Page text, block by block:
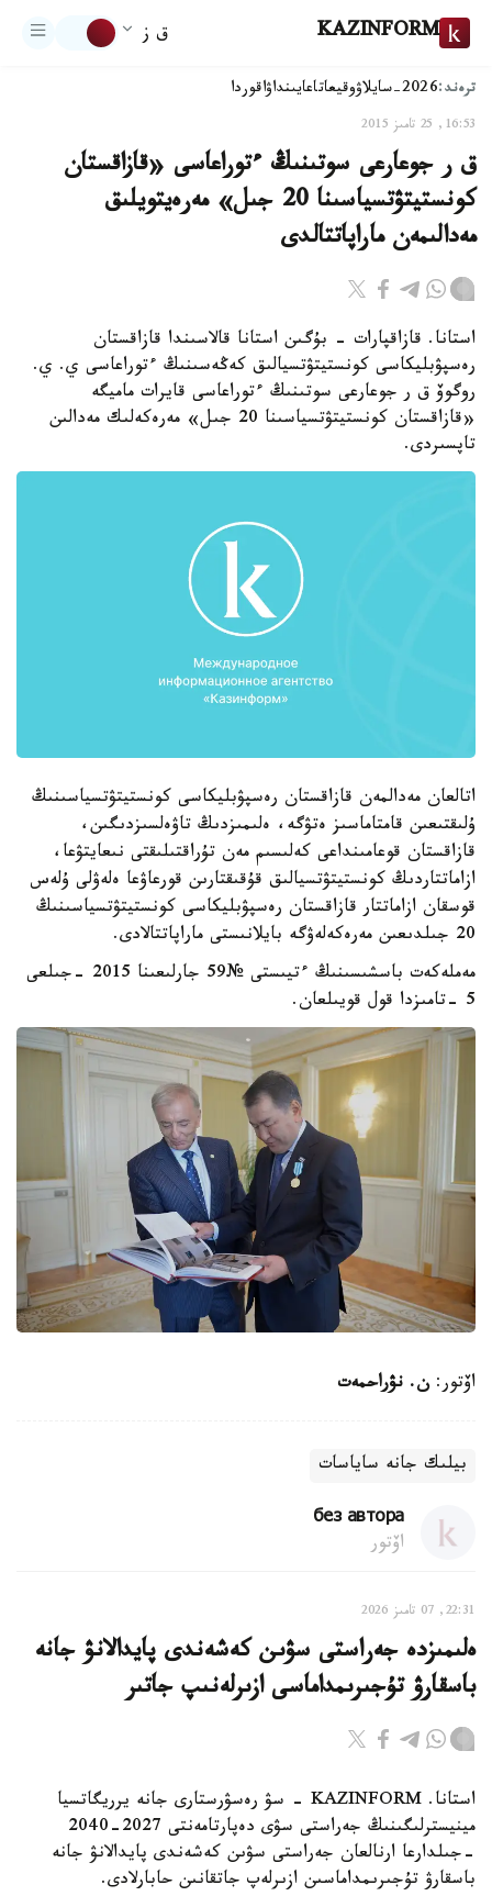
KAZINFORM ق ز
ترەند:2026-سايلاۋ وقيعاتاعايىنداۋاقوردا
16:53, 25 تامىز 2015
ق ر جوعارعى سوتىنىڭ ءتوراعاسى «قازاقستان
كونستيتۋتسياسىنا 20 جىل» مەرەيتويلىق
مەدالىمەن ماراپاتتالدى
استانا. قازاقپارات - بۇگىن استانا قالاسىندا قازاقستان
رەسپۋبليكاسى كونستيتۋتسيالىق كەڭەسىنىڭ ءتوراعاسى ي. ي.
روگوۆ ق ر جوعارعى سوتىنىڭ ءتوراعاسى قايرات ماميگە
«قازاقستان كونستيتۋتسياسىنا 20 جىل» مەرەكەلىك مەدالىن
تاپسىردى.
اتالعان مەدالمەن قازاقستان رەسپۋبليكاسى كونستيتۋتسياسىنىڭ
ۇلىقتىعىن قامتاماسىز ەتۋگە، ەلىمىزدىڭ تاۋەلسىزدىگىن،
قازاقستان قوعامىنداعى كەلىسىم مەن تۇراقتىلىقتى نىعايتۋعا،
ازاماتتاردىڭ كونستيتۋتسيالىق قۇقىقتارىن قورعاۋعا ەلەۋلى ۇلەس
قوسقان ازاماتتار قازاقستان رەسپۋبليكاسى كونستيتۋتسياسىنىڭ
20 جىلدىعىن مەرەكەلەۋگە بايلانىستى ماراپاتتالادى.
مەملەكەت باسشىسىنىڭ ءتيىستى №59 جارلىعىنا 2015 -جىلعى
5 -تامىزدا قول قويىلعان.
اۆتور:ن. نۋراحمەت
بيلىك جانە ساياسات
без автора
اۆتور
22:31, 07 تامىز 2026
ەلىمىزدە جەراستى سۋىن كەشەندى پايدالانۋ جانە
باسقارۋ تۇجىرىمداماسى ازىرلەنىپ جاتىر
استانا. KAZINFORM - سۋ رەسۋرستارى جانە يرريگاتسيا
مينيسترلىگىنىڭ جەراستى سۋى دەپارتامەنتى 2027-2040
-جىلدارعا ارنالعان جەراستى سۋىن كەشەندى پايدالانۋ جانە
باسقارۋ تۇجىرىمداماسىن ازىرلەپ جاتقانىن حابارلادى.